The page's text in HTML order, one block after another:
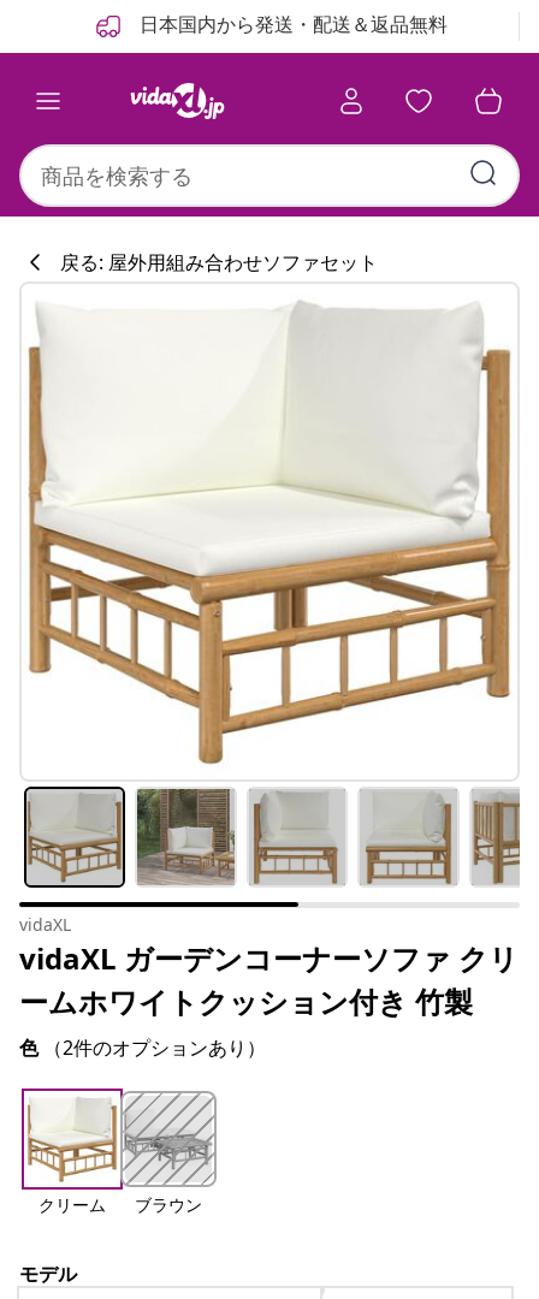
日本国内から発送・配送＆返品無料
戻る: 屋外用組み合わせソファセット
vidaXL
vidaXL ガーデンコーナーソファ クリ
ームホワイトクッション付き 竹製
色 （2件のオプションあり）
クリーム ブラウン
モデル